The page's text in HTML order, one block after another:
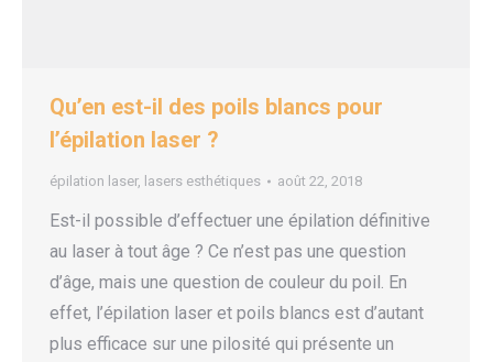
Qu’en est-il des poils blancs pour
l’épilation laser ?
épilation laser, lasers esthétiques août 22, 2018
Est-il possible d’effectuer une épilation définitive
au laser à tout âge ? Ce n’est pas une question
d’âge, mais une question de couleur du poil. En
effet, l’épilation laser et poils blancs est d’autant
plus efficace sur une pilosité qui présente un